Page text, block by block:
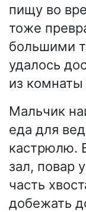
пищу во
тоже
большими
удалось
из
Мальчик
еда для
кастрюлю.
зал, повар
часть
добежать